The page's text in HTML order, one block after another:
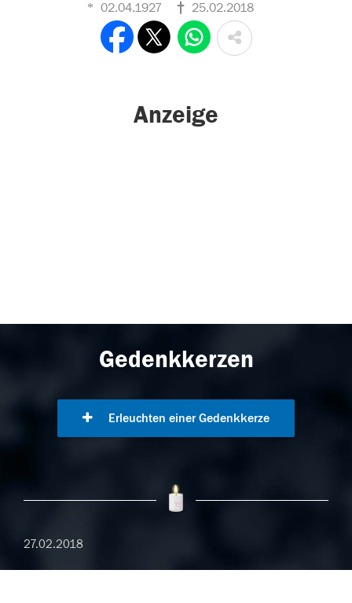
02.04.1927 25.02.2018
Anzeige
Gedenkkerzen
Erleuchten einer Gedenkkerze
27.02.2018